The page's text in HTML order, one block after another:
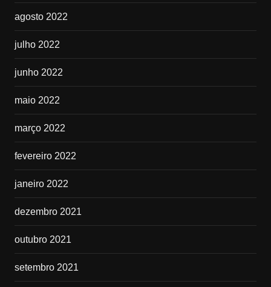
agosto 2022
julho 2022
junho 2022
maio 2022
março 2022
fevereiro 2022
janeiro 2022
dezembro 2021
outubro 2021
setembro 2021